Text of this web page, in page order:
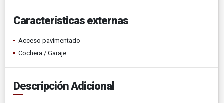
Características externas
Acceso pavimentado
Cochera / Garaje
Descripción Adicional